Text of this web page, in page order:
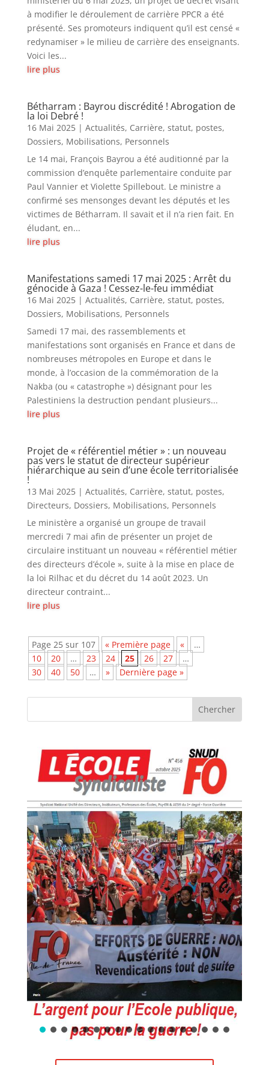
à modifier le déroulement de carrière PPCR a été
présenté. Ses promoteurs indiquent qu’il est censé «
redynamiser » le milieu de carrière des enseignants.
Voici les...
lire plus
Bétharram : Bayrou discrédité ! Abrogation de
la loi Debré !
16 Mai 2025| Actualités, Carrière, statut, postes,
Dossiers, Mobilisations, Personnels
Le 14 mai, François Bayrou a été auditionné par la
commission d’enquête parlementaire conduite par
Paul Vannier et Violette Spillebout. Le ministre a
confirmé ses mensonges devant les députés et les
victimes de Bétharram. Il savait et il n’a rien fait. En
éludant, en...
lire plus
Manifestations samedi 17 mai 2025 : Arrêt du
génocide à Gaza ! Cessez-le-feu immédiat
16 Mai 2025| Actualités, Carrière, statut, postes,
Dossiers, Mobilisations, Personnels
Samedi 17 mai, des rassemblements et
manifestations sont organisés en France et dans de
nombreuses métropoles en Europe et dans le
monde, à l’occasion de la commémoration de la
Nakba (ou « catastrophe ») désignant pour les
Palestiniens la destruction pendant plusieurs...
lire plus
Projet de « référentiel métier » : un nouveau
pas vers le statut de directeur supérieur
hiérarchique au sein d’une école territorialisée
!
13 Mai 2025| Actualités, Carrière, statut, postes,
Directeurs, Dossiers, Mobilisations, Personnels
Le ministère a organisé un groupe de travail
mercredi 7 mai afin de présenter un projet de
circulaire instituant un nouveau « référentiel métier
des directeurs d’école », suite à la mise en place de
la loi Rilhac et du décret du 14 août 2023. Un
directeur contraint...
lire plus
Page 25 sur 107 « Première page «
…
10
20 … 23 24 25 26 27
…
30
40 50 … » Dernière page »